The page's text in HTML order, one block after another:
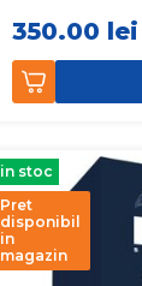
350.00 lei
in stoc
Pret
disponibil
in
magazin